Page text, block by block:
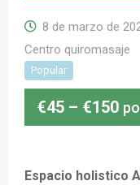
8 de marzo de
Centro quiromasaje
Popular
€45 – €150
Espacio holistico